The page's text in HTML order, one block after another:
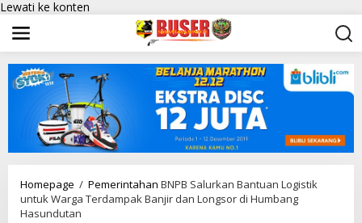
Lewati ke konten
Homepage / Pemerintahan BNPB Salurkan Bantuan Logistik
untuk Warga Terdampak Banjir dan Longsor di Humbang
Hasundutan